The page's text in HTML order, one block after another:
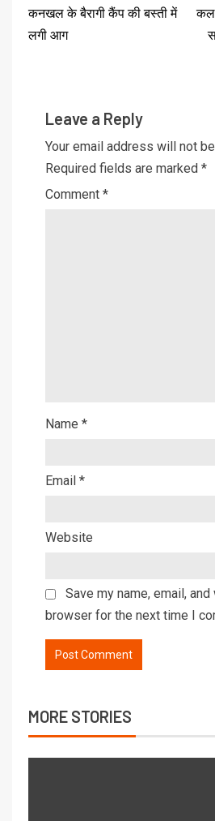
कनखल के बैरागी कैंप की बस्ती में
लगी आग
कल
Leave a Reply
Your email address will not
Required fields are marked *
Comment *
Name *
Email *
Website
Save my name, email,
browser for the next time I
MORE STORIES